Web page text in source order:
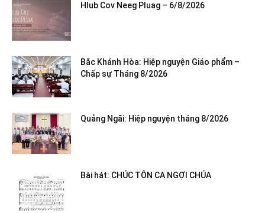
Hlub Cov Neeg Pluag – 6/8/2026
Bắc Khánh Hòa: Hiệp nguyện Giáo phẩm –
Chấp sự Tháng 8/2026
Quảng Ngãi: Hiệp nguyện tháng 8/2026
Bài hát: CHÚC TÔN CA NGỢI CHÚA